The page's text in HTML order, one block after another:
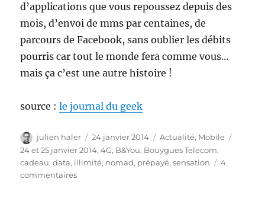
d’applications que vous repoussez depuis des
mois, d’envoi de mms par centaines, de
parcours de Facebook, sans oublier les débits
pourris car tout le monde fera comme vous…
mais ça c’est une autre histoire !
source :le journal du geek
Auteur
julien haler
Publié
le
24 janvier 2014 Catégories
Actualité, Mobile
24 et 25 janvier 2014,4G, B&You, Bouygues Telecom,
cadeau,data, illimité, nomad, prépayé,sensation
4
commentairessur